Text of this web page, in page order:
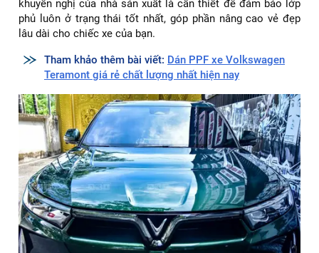
hướng dẫn sau:
✅ Đầu tiên, sau khi áp dụng PPF, quý khách hàng cần tránh
định một cách chắc chắn.
sản phẩm chăm sóc chuyên dụng cho PPF, nhằm bảo vệ lớp
phủ khỏi các tác động có thể làm giảm tuổi thọ và độ sáng
bóng của sơn.
✅ Cuối cùng, việc kiểm tra và bảo dưỡng định kỳ PPF theo
khuyến nghị của nhà sản xuất là cần thiết để đảm bảo lớp
phủ luôn ở trạng thái tốt nhất, góp phần nâng cao vẻ đẹp
lâu dài cho chiếc xe của bạn.
Tham khảo thêm bài viết:Dán PPF xe Volkswagen
Teramont giá rẻ chất lượng nhất hiện nay